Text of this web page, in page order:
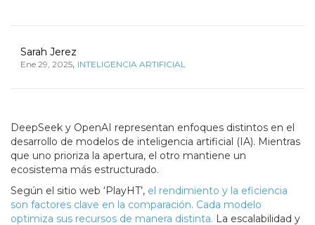
Sarah Jerez
Ene 29, 2025, INTELIGENCIA ARTIFICIAL
DeepSeek y OpenAI representan enfoques distintos en el
desarrollo de modelos de inteligencia artificial (IA). Mientras
que uno prioriza la apertura, el otro mantiene un
ecosistema más estructurado.
Según el sitio web ‘PlayHT’, el rendimiento y la eficiencia
son factores clave en la comparación. Cada modelo
optimiza sus recursos de manera distinta. La escalabilidad y